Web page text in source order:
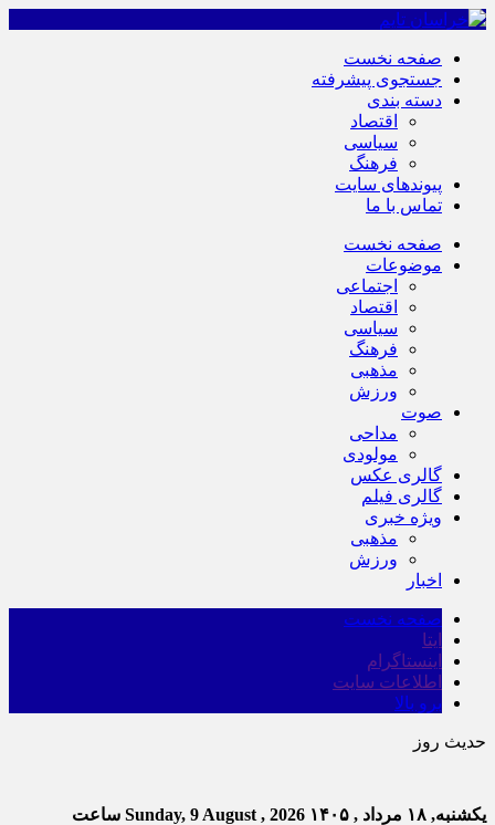
صفحه نخست
جستجوی پیشرفته
دسته بندی
اقتصاد
سیاسی
فرهنگ
پیوندهای سایت
تماس با ما
صفحه نخست
موضوعات
اجتماعی
اقتصاد
سیاسی
فرهنگ
مذهبی
ورزش
صوت
مداحی
مولودی
گالری عکس
گالری فیلم
ویژه خبری
مذهبی
ورزش
اخبار
صفحه نخست
ایتا
اینستاگرام
اطلاعات سایت
برو بالا
حدیث روز
یکشنبه, ۱۸ مرداد , ۱۴۰۵ Sunday, 9 August , 2026 ساعت